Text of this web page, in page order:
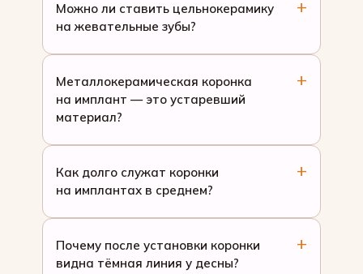
Можно ли ставить цельнокерамику
на жевательные зубы?
Металлокерамическая коронка
на имплант — это устаревший
материал?
Как долго служат коронки
на имплантах в среднем?
Почему после установки коронки
видна тёмная линия у десны?